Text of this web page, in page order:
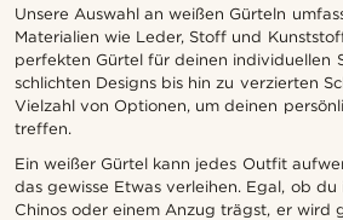
Unsere Auswahl an weißen Gürteln
Materialien wie Leder, Stoff und
perfekten Gürtel für deinen individuellen
schlichten Designs bis hin zu verzierten
Vielzahl von Optionen, um deinen
treffen.
Ein weißer Gürtel kann jedes Outfit
das gewisse Etwas verleihen. Egal, ob du
Chinos oder einem Anzug trägst, er wird